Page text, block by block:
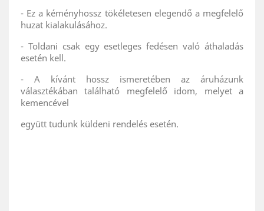
- Ez a kéményhossz tökéletesen elegendő a megfelelő
huzat kialakulásához.
- Toldani csak egy esetleges fedésen való áthaladás
esetén kell.
- A kívánt hossz ismeretében az áruházunk
választékában található megfelelő idom, melyet a
kemencével
együtt tudunk küldeni rendelés esetén.